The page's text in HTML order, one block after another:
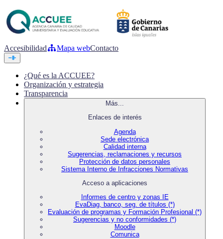
Accesibilidad Mapa webContacto
¿Qué es la ACCUEE?
Organización y estrategia
Transparencia
Más...
Enlaces de interés
Agenda
Sede electrónica
Calidad interna
Sugerencias, reclamaciones y recursos
Protección de datos personales
Sistema Interno de Infracciones Normativas
Acceso a aplicaciones
Informes de centro y zonas IE
EvaDiag, banco, seg. de títulos (*)
Evaluación de programas y Formación Profesional (*)
Sugerencias y no conformidades (*)
Moodle
Comunica